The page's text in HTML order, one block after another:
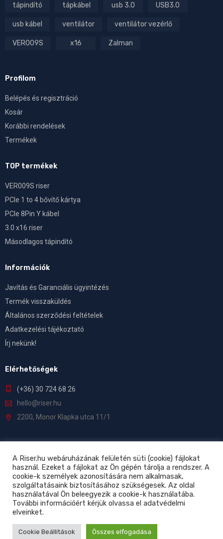
tápindító tápkábel usb 3.0 USB3.0
usb kábel ventilátor ventilátor vezérlő
VER009S x16 Zalman
Profilom
Belépés és regisztráció
Kosár
Korábbi rendelések
Termékek
TOP termékek
VER009S riser
PCIe 1 to 4 bővítő kártya
PCIe 8Pin Y kábel
3.0 x16 riser
Másodlagos tápindító
Információk
Javítás és Garanciális ügyintézés
Termék visszaküldés
Általános szerződési feltételek
Adatkezelési tájékoztató
Írj nekünk!
Elérhetőségek
(+36) 30 724 68 26
hello@riser.hu
2200, Monor Klapka utca 11/1
Riser.hu– Minden jog fenntartva!
A Riser.hu webáruházának felületén süti (cookie) fájlokat
használ. Ezeket a fájlokat az Ön gépén tárolja a rendszer. A
cookie-k személyek azonosítására nem alkalmasak,
szolgáltatásaink biztosításához szükségesek. Az oldal
használatával Ön beleegyezik a cookie-k használatába.
További információért kérjük olvassa el adatvédelmi
elveinket.
Cookie Beállítások Összes elfogadása